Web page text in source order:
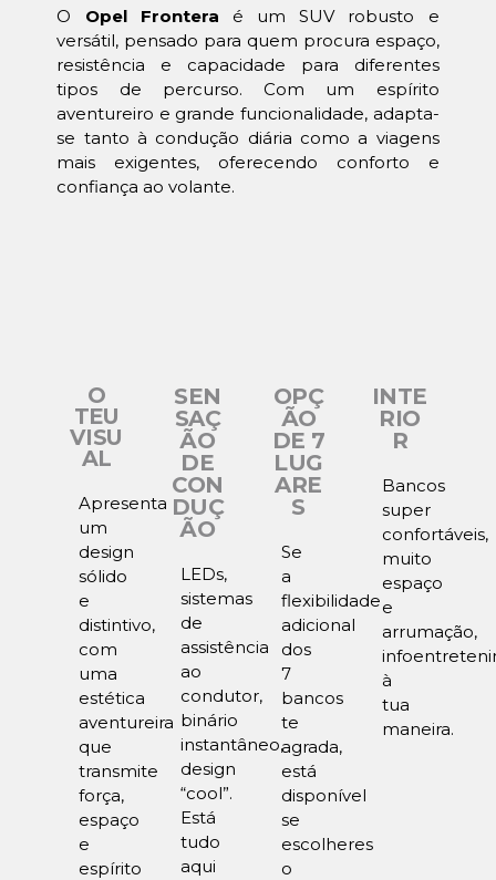
O Opel Frontera é um SUV robusto e
versátil, pensado para quem procura espaço,
resistência e capacidade para diferentes
tipos de percurso. Com um espírito
aventureiro e grande funcionalidade, adapta-
se tanto à condução diária como a viagens
mais exigentes, oferecendo conforto e
confiança ao volante.
O
TEU
VISU
AL
Apresenta
um
design
sólido
e
distintivo,
com
uma
estética
aventureira
que
transmite
força,
espaço
e
espírito
SEN
SAÇ
ÃO
DE
CON
DUÇ
ÃO
LEDs,
sistemas
de
assistência
ao
condutor,
binário
instantâneo,
design
“cool”.
Está
tudo
aqui
OPÇ
ÃO
DE 7
LUG
ARE
S
Se
a
flexibilidade
adicional
dos
7
bancos
te
agrada,
está
disponível
se
escolheres
o
INTE
RIO
R
Bancos
super
confortáveis,
muito
espaço
e
arrumação,
à
tua
maneira.